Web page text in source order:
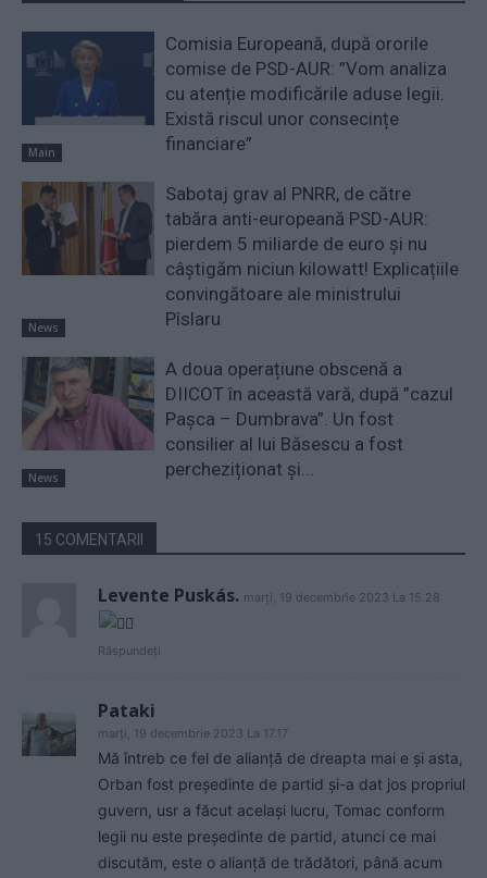
Main
Comisia Europeană, după ororile
comise de PSD-AUR: ”Vom analiza
cu atenție modificările aduse legii.
Există riscul unor consecințe
financiare”
News
Sabotaj grav al PNRR, de către
tabăra anti-europeană PSD-AUR:
pierdem 5 miliarde de euro și nu
câștigăm niciun kilowatt! Explicațiile
convingătoare ale ministrului
Pîslaru
News
A doua operațiune obscenă a
DIICOT în această vară, după ”cazul
Pașca – Dumbrava”. Un fost
consilier al lui Băsescu a fost
percheziționat și...
15 COMENTARII
Levente Puskás. marți, 19 decembrie 2023 La 15.28
Răspundeți
Pataki
marți, 19 decembrie 2023 La 17.17
Mă întreb ce fel de alianță de dreapta mai e și asta,
Orban fost președinte de partid și-a dat jos propriul
guvern, usr a făcut același lucru, Tomac conform
legii nu este președinte de partid, atunci ce mai
discutăm, este o alianță de trădători, până acum